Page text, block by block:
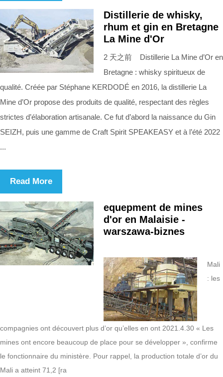
Distillerie de whisky,
rhum et gin en Bretagne
La Mine d'Or
2 天之前 Distillerie La Mine d’Or en
Bretagne : whisky spiritueux de
qualité. Créée par Stéphane KERDODÉ en 2016, la distillerie La
Mine d’Or propose des produits de qualité, respectant des règles
strictes d’élaboration artisanale. Ce fut d’abord la naissance du Gin
SEIZH, puis une gamme de Craft Spirit SPEAKEASY et à l’été 2022
...
Read More
equepment de mines
d'or en Malaisie -
warszawa-biznes
Mali
: les
compagnies ont découvert plus d’or qu’elles en ont 2021.4.30 « Les
mines ont encore beaucoup de place pour se développer », confirme
le fonctionnaire du ministère. Pour rappel, la production totale d’or du
Mali a atteint 71,2 [ra